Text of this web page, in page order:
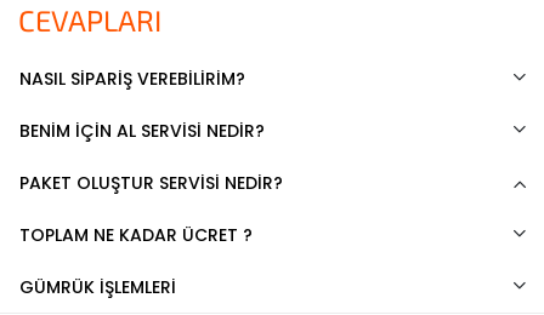
CEVAPLARI
NASIL SİPARİŞ VEREBİLİRİM?
BENİM İÇİN AL SERVİSİ NEDİR?
PAKET OLUŞTUR SERVİSİ NEDİR?
TOPLAM NE KADAR ÜCRET ?
GÜMRÜK İŞLEMLERİ